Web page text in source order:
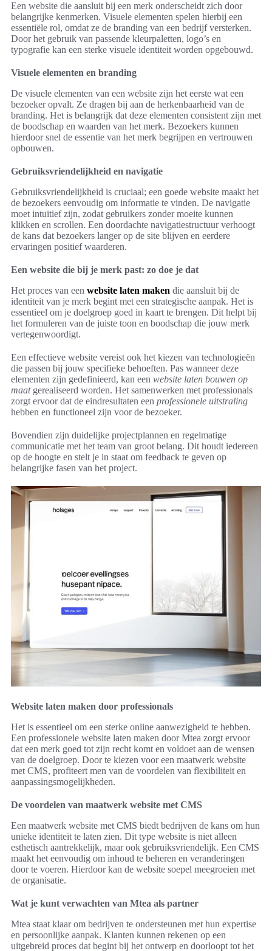
Een website die aansluit bij een merk onderscheidt zich door
belangrijke kenmerken. Visuele elementen spelen hierbij een
essentiële rol, omdat ze de branding van een bedrijf versterken.
Door het gebruik van passende kleurpaletten, logo’s en
typografie kan een sterke visuele identiteit worden opgebouwd.
Visuele elementen en branding
De visuele elementen van een website zijn het eerste wat een
bezoeker opvalt. Ze dragen bij aan de herkenbaarheid van de
branding. Het is belangrijk dat deze elementen consistent zijn met
de boodschap en waarden van het merk. Bezoekers kunnen
hierdoor snel de essentie van het merk begrijpen en vertrouwen
opbouwen.
Gebruiksvriendelijkheid en navigatie
Gebruiksvriendelijkheid is cruciaal; een goede website maakt het
de bezoekers eenvoudig om informatie te vinden. De navigatie
moet intuïtief zijn, zodat gebruikers zonder moeite kunnen
klikken en scrollen. Een doordachte navigatiestructuur verhoogt
de kans dat bezoekers langer op de site blijven en eerdere
ervaringen positief waarderen.
Een website die bij je merk past: zo doe je dat
Het proces van een website laten maken die aansluit bij de
identiteit van je merk begint met een strategische aanpak. Het is
essentieel om je doelgroep goed in kaart te brengen. Dit helpt bij
het formuleren van de juiste toon en boodschap die jouw merk
vertegenwoordigt.
Een effectieve website vereist ook het kiezen van technologieën
die passen bij jouw specifieke behoeften. Pas wanneer deze
elementen zijn gedefinieerd, kan een website laten bouwen op
maatgerealiseerd worden. Het samenwerken met professionals
zorgt ervoor dat de eindresultaten een professionele uitstraling
hebben en functioneel zijn voor de bezoeker.
Bovendien zijn duidelijke projectplannen en regelmatige
communicatie met het team van groot belang. Dit houdt iedereen
op de hoogte en stelt je in staat om feedback te geven op
belangrijke fasen van het project.
Website laten maken door professionals
Het is essentieel om een sterke online aanwezigheid te hebben.
Een professionele website laten maken door Mtea zorgt ervoor
dat een merk goed tot zijn recht komt en voldoet aan de wensen
van de doelgroep. Door te kiezen voor een maatwerk website
met CMS, profiteert men van de voordelen van flexibiliteit en
aanpassingsmogelijkheden.
De voordelen van maatwerk website met CMS
Een maatwerk website met CMS biedt bedrijven de kans om hun
unieke identiteit te laten zien. Dit type website is niet alleen
esthetisch aantrekkelijk, maar ook gebruiksvriendelijk. Een CMS
maakt het eenvoudig om inhoud te beheren en veranderingen
door te voeren. Hierdoor kan de website soepel meegroeien met
de organisatie.
Wat je kunt verwachten van Mtea als partner
Mtea staat klaar om bedrijven te ondersteunen met hun expertise
en persoonlijke aanpak. Klanten kunnen rekenen op een
uitgebreid proces dat begint bij het ontwerp en doorloopt tot het